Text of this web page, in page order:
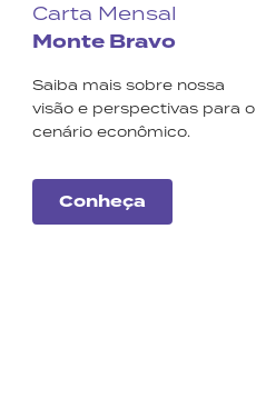
Carta Mensal
Monte Bravo
Saiba mais sobre nossa
visão e perspectivas para o
cenário econômico.
Conheça